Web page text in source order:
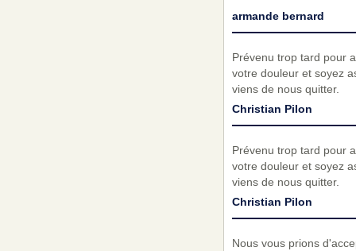
armande bernard
Prévenu trop tard pour
votre douleur et soyez
viens de nous quitter.
Christian Pilon
Prévenu trop tard pour
votre douleur et soyez
viens de nous quitter.
Christian Pilon
Nous vous prions